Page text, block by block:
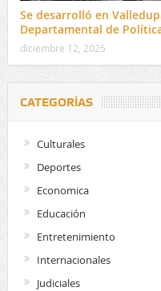
Se desarrolló en
Departamental de
diciembre 12, 2025
CATEGORÍAS
Culturales
Deportes
Economica
Educación
Entretenimiento
Internacionales
Judiciales